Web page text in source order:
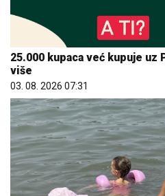
25.000 kupaca već kupuje uz
više
03. 08. 2026 07:31